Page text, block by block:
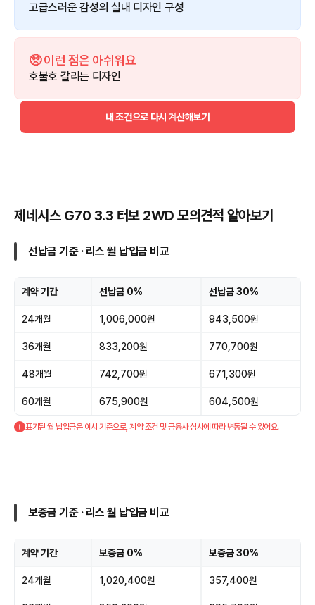
고급스러운 감성의 실내 디자인 구성
🥺 이런 점은 아쉬워요
호불호 갈리는 디자인
내 조건으로 다시 계산해보기
제네시스 G70 3.3 터보 2WD 모의견적 알아보기
선납금 기준 · 리스 월 납입금 비교
계약 기간 선납금 0% 선납금 30%
24개월 1,006,000원 943,500원
36개월 833,200원 770,700원
48개월 742,700원 671,300원
60개월 675,900원 604,500원
표기된 월 납입금은 예시 기준으로, 계약 조건 및 금융사 심사에 따라 변동될 수 있어요.
보증금 기준 · 리스 월 납입금 비교
계약 기간 보증금 0% 보증금 30%
24개월 1,020,400원 357,400원